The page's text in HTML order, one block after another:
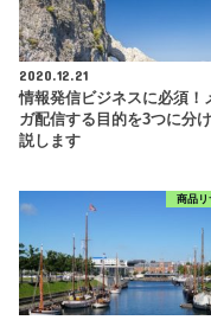
2020.12.21
情報発信ビジネスに必須！
ガ配信する目的を3つに分
説します
商品リ